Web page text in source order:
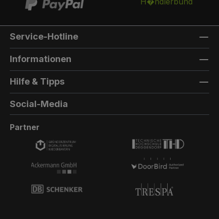
vorne. Außenmaterial: 8mm HPL(High
Firma Trespa Bei Sonderfarbe: Bezeichnung
der TürfarbeGeben Sie hier den Namen Ihrer
Wunschfarbe an.Die Lieferzeit bei
Sonderfarben verlängert sich um 5 bis 6
AußenfarbeGeben Sie hier den Namen der
Wunschfarbe an.Hinweis: Falls Sie die Türfarbe
in der selben Farbe wie die Außenwandfarbe
berechnet wird.Die Lieferzeit bei Sonderfarben
verlängert sich um 5 bis 6 Wochen.
Produktionsstart:Diese Paketbox wird nur
sammeln bis 30. Juni alle Bestellungen und
Service-Hotline
Informationen
Hilfe & Tipps
Social-Media
Partner